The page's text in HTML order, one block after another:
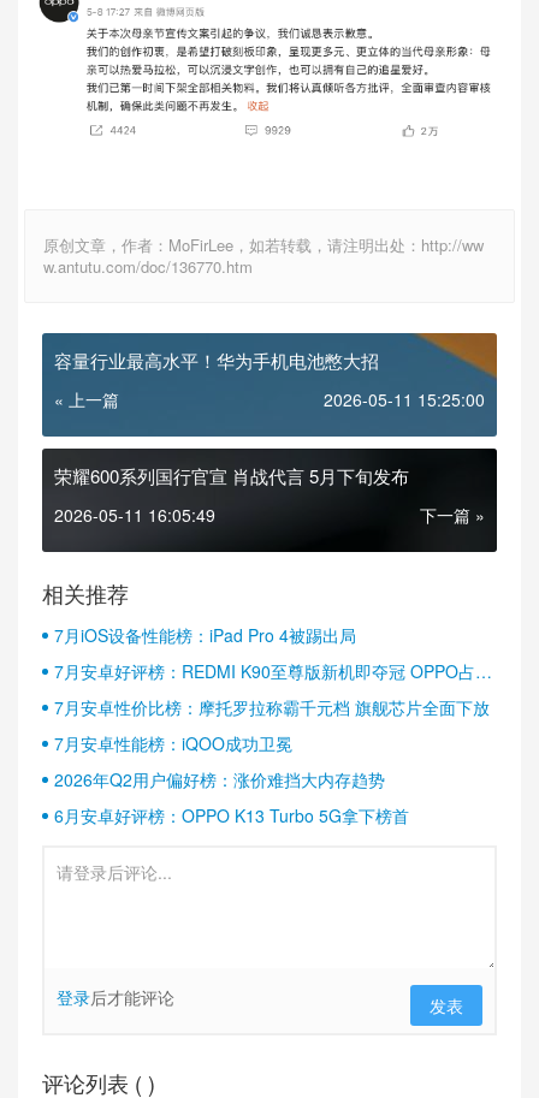
原创文章，作者：MoFirLee，如若转载，请注明出处：http://ww
w.antutu.com/doc/136770.htm
容量行业最高水平！华为手机电池憋大招
« 上一篇 2026-05-11 15:25:00
荣耀600系列国行官宣 肖战代言 5月下旬发布
2026-05-11 16:05:49 下一篇 »
相关推荐
7月iOS设备性能榜：iPad Pro 4被踢出局
7月安卓好评榜：REDMI K90至尊版新机即夺冠 OPPO占据
半壁江山
7月安卓性价比榜：摩托罗拉称霸千元档 旗舰芯片全面下放
7月安卓性能榜：iQOO成功卫冕
2026年Q2用户偏好榜：涨价难挡大内存趋势
6月安卓好评榜：OPPO K13 Turbo 5G拿下榜首
登录后才能评论 发表
评论列表 ( )